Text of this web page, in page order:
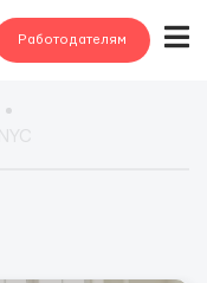
Работодателям